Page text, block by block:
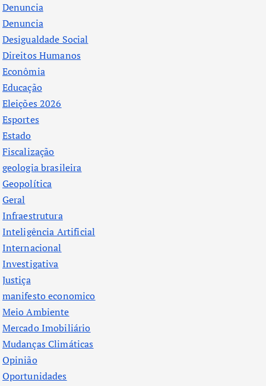
Denuncia
Denuncia
Desigualdade Social
Direitos Humanos
Econômia
Educação
Eleições 2026
Esportes
Estado
Fiscalização
geologia brasileira
Geopolítica
Geral
Infraestrutura
Inteligência Artificial
Internacional
Investigativa
Justiça
manifesto economico
Meio Ambiente
Mercado Imobiliário
Mudanças Climáticas
Opinião
Oportunidades